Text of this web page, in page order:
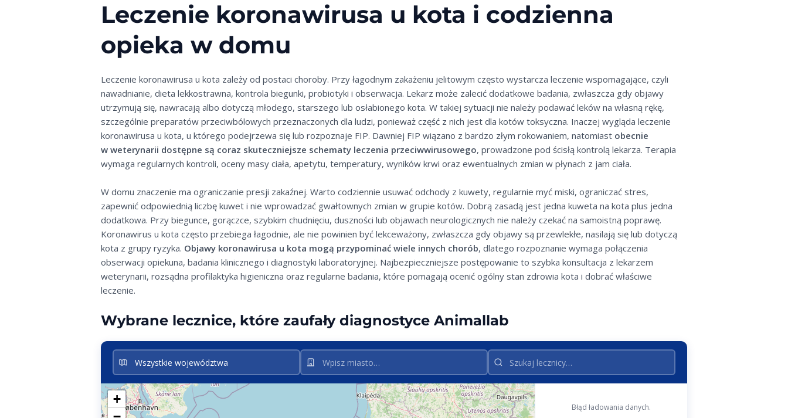
Leczenie koronawirusa u kota i codzienna
opieka w domu
Leczenie koronawirusa u kota zależy od postaci choroby. Przy łagodnym zakażeniu jelitowym często wystarcza leczenie wspomagające, czyli
nawadnianie, dieta lekkostrawna, kontrola biegunki, probiotyki i obserwacja. Lekarz może zalecić dodatkowe badania, zwłaszcza gdy objawy
utrzymują się, nawracają albo dotyczą młodego, starszego lub osłabionego kota. W takiej sytuacji nie należy podawać leków na własną rękę,
szczególnie preparatów przeciwbólowych przeznaczonych dla ludzi, ponieważ część z nich jest dla kotów toksyczna. Inaczej wygląda leczenie
koronawirusa u kota, u którego podejrzewa się lub rozpoznaje FIP. Dawniej FIP wiązano z bardzo złym rokowaniem, natomiast obecnie
w weterynarii dostępne są coraz skuteczniejsze schematy leczenia przeciwwirusowego, prowadzone pod ścisłą kontrolą lekarza. Terapia
wymaga regularnych kontroli, oceny masy ciała, apetytu, temperatury, wyników krwi oraz ewentualnych zmian w płynach z jam ciała.
W domu znaczenie ma ograniczanie presji zakaźnej. Warto codziennie usuwać odchody z kuwety, regularnie myć miski, ograniczać stres,
zapewnić odpowiednią liczbę kuwet i nie wprowadzać gwałtownych zmian w grupie kotów. Dobrą zasadą jest jedna kuweta na kota plus jedna
dodatkowa. Przy biegunce, gorączce, szybkim chudnięciu, duszności lub objawach neurologicznych nie należy czekać na samoistną poprawę.
Koronawirus u kota często przebiega łagodnie, ale nie powinien być lekceważony, zwłaszcza gdy objawy są przewlekłe, nasilają się lub dotyczą
kota z grupy ryzyka. Objawy koronawirusa u kota mogą przypominać wiele innych chorób, dlatego rozpoznanie wymaga połączenia
obserwacji opiekuna, badania klinicznego i diagnostyki laboratoryjnej. Najbezpieczniejsze postępowanie to szybka konsultacja z lekarzem
weterynarii, rozsądna profilaktyka higieniczna oraz regularne badania, które pomagają ocenić ogólny stan zdrowia kota i dobrać właściwe
leczenie.
Wybrane lecznice, które zaufały diagnostyce Animallab
+
Błąd ładowania danych.